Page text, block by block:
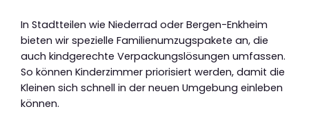
In Stadtteilen wie Niederrad oder Bergen-Enkheim
bieten wir spezielle Familienumzugspakete an, die
auch kindgerechte Verpackungslösungen umfassen.
So können Kinderzimmer priorisiert werden, damit die
Kleinen sich schnell in der neuen Umgebung einleben
können.